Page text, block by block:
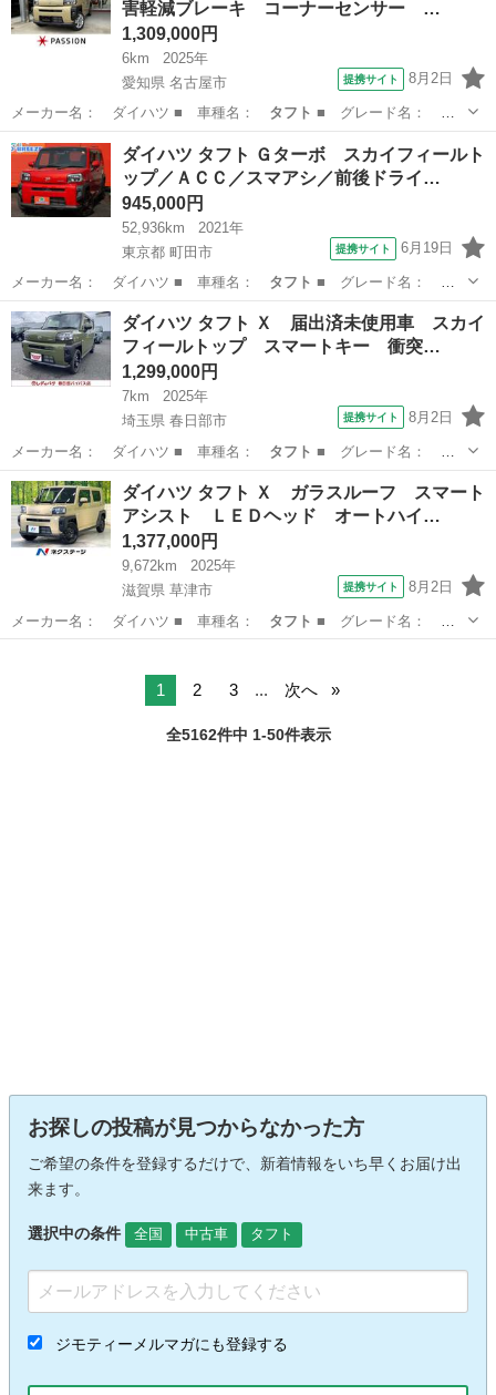
害軽減ブレーキ コーナーセンサー …
1,309,000円
6km
2025年
愛知県 名古屋市
提携サイト 8月2日
メーカー名： ダイハツ ■ 車種名： タフト ■ グレード名：
Ｇ 届出済未使用車…
愛知 名古屋市 ダイハツ
ダイハツ タフト Ｇターボ スカイフィールト
ップ／ＡＣＣ／スマアシ／前後ドライ…
945,000円
52,936km
2021年
東京都 町田市
提携サイト 6月19日
メーカー名： ダイハツ ■ 車種名： タフト ■ グレード名： Ｇ
ターボ スカイフ…
東京 町田市 ダイハツ
ダイハツ タフト Ｘ 届出済未使用車 スカイ
フィールトップ スマートキー 衝突…
1,299,000円
7km
2025年
埼玉県 春日部市
提携サイト 8月2日
メーカー名： ダイハツ ■ 車種名： タフト ■ グレード名：
Ｘ 届出済未使用車…
埼玉 春日部市 ダイハツ
ダイハツ タフト Ｘ ガラスルーフ スマート
アシスト ＬＥＤヘッド オートハイ…
1,377,000円
9,672km
2025年
滋賀県 草津市
提携サイト 8月2日
メーカー名： ダイハツ ■ 車種名： タフト ■ グレード名：
Ｘ ガラスルーフ …
1 2 3 ... 次へ
全5162件中 1-50件表示
お探しの投稿が見つからなかった方
ご希望の条件を登録するだけで、新着情報をいち早くお届け出
来ます。
選択中の条件 全国 中古車 タフト
ジモティーメルマガにも登録する